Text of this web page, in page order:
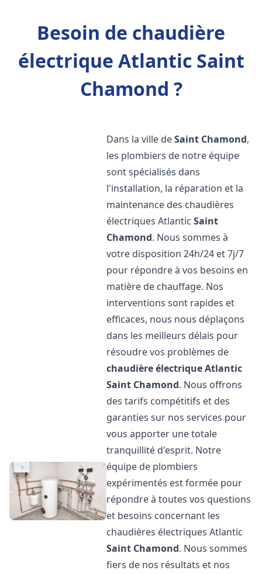
Besoin de chaudière
électrique Atlantic Saint
Chamond ?
Dans la ville deSaint Chamond,
les plombiers de notre équipe
sont spécialisés dans
l'installation, la réparation et la
maintenance des chaudières
électriques AtlanticSaint
Chamond. Nous sommes à
votre disposition 24h/24 et 7j/7
pour répondre à vos besoins en
matière de chauffage. Nos
interventions sont rapides et
efficaces, nous nous déplaçons
dans les meilleurs délais pour
résoudre vos problèmes de
chaudière électrique Atlantic
Saint Chamond. Nous offrons
des tarifs compétitifs et des
garanties sur nos services pour
vous apporter une totale
tranquillité d'esprit. Notre
équipe de plombiers
expérimentés est formée pour
répondre à toutes vos questions
et besoins concernant les
chaudières électriques Atlantic
Saint Chamond. Nous sommes
fiers de nos résultats et nos